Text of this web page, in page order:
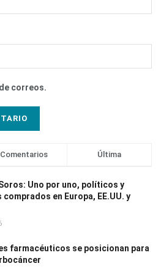
correos.
Comentarios Última
Uno por uno, políticos y
en Europa, EE.UU. y
farmacéuticos se posicionan para